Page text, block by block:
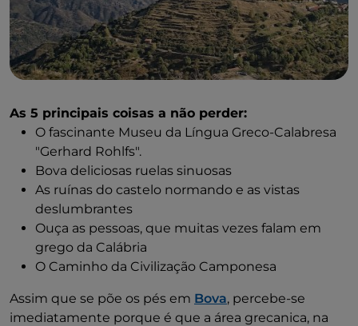
As 5 principais coisas a não perder:
O fascinante Museu da Língua Greco-Calabresa
"Gerhard Rohlfs".
Bova deliciosas ruelas sinuosas
As ruínas do castelo normando e as vistas
deslumbrantes
Ouça as pessoas, que muitas vezes falam em
grego da Calábria
O Caminho da Civilização Camponesa
Assim que se põe os pés em Bova, percebe-se
imediatamente porque é que a área grecanica, na